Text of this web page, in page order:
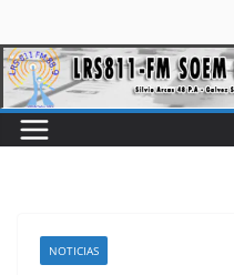
NOTICIAS